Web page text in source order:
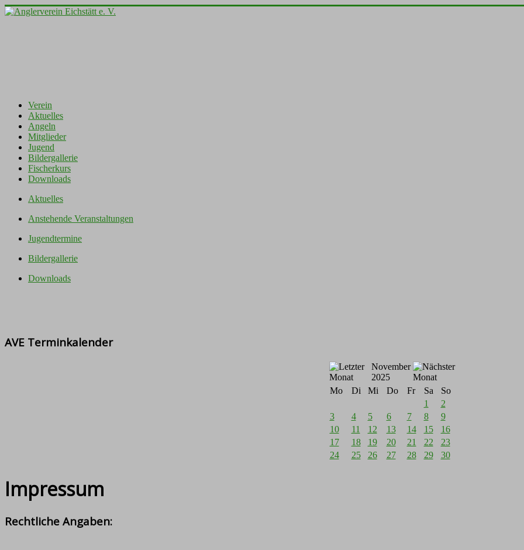
Verein
Aktuelles
Angeln
Mitglieder
Jugend
Bildergallerie
Fischerkurs
Downloads
Aktuelles
Anstehende Veranstaltungen
Jugendtermine
Bildergallerie
Downloads
AVE Terminkalender
November
2025
Mo
Di Mi Do Fr Sa
So
1
2
3
4 5 6 7 8
9
10
11 12 13 14 15
16
17
18 19 20 21 22
23
24
25 26 27 28 29 30
Impressum
Rechtliche Angaben: